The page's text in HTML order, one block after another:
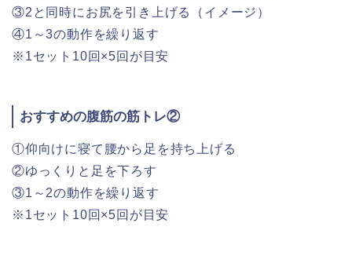
③2と同時にお尻を引き上げる（イメージ）
④1～3の動作を繰り返す
※1セット10回×5回が目安
おすすめの腹筋の筋トレ②
①仰向けに寝て腰から足を持ち上げる
②ゆっくりと足を下ろす
③1～2の動作を繰り返す
※1セット10回×5回が目安